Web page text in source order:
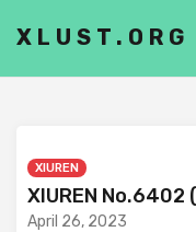
XLUST.ORG
XIUREN
XIUREN No.6402
April 26, 2023